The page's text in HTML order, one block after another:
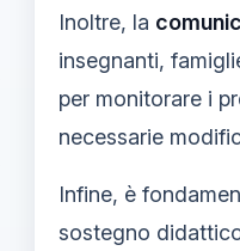
Inoltre, la
insegnanti,
per monitorare i
necessarie
Infine, è
sostegno